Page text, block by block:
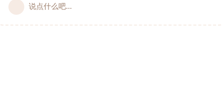
说点什么吧...